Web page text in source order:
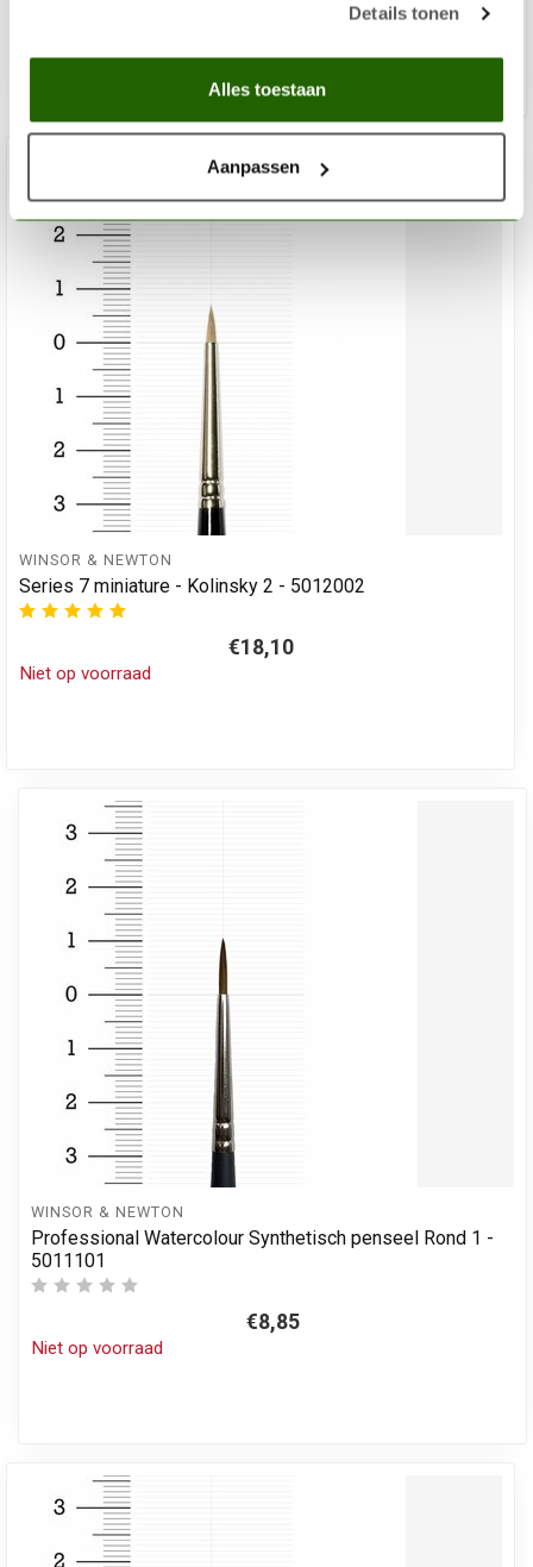
Details tonen
Alles toestaan
Aanpassen
WINSOR & NEWTON
Series 7 miniature - Kolinsky 2 - 5012002
€18,10
Niet op voorraad
WINSOR & NEWTON
Professional Watercolour Synthetisch penseel Rond 1 -
5011101
€8,85
Niet op voorraad